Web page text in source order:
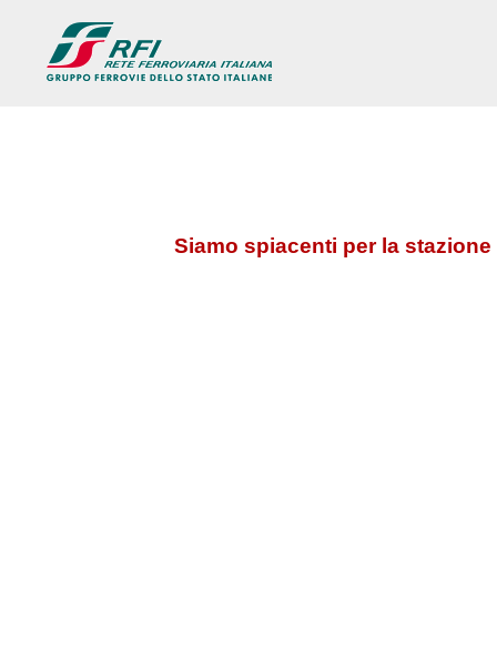
Siamo spiacenti per la